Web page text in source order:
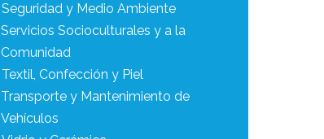
Seguridad y Medio Ambiente
Servicios Socioculturales y a la
Comunidad
Textil, Confección y Piel
Transporte y Mantenimiento de
Vehículos